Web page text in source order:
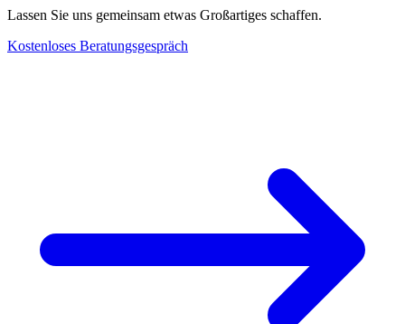
Lassen Sie uns gemeinsam etwas Großartiges schaffen.
Kostenloses Beratungsgespräch